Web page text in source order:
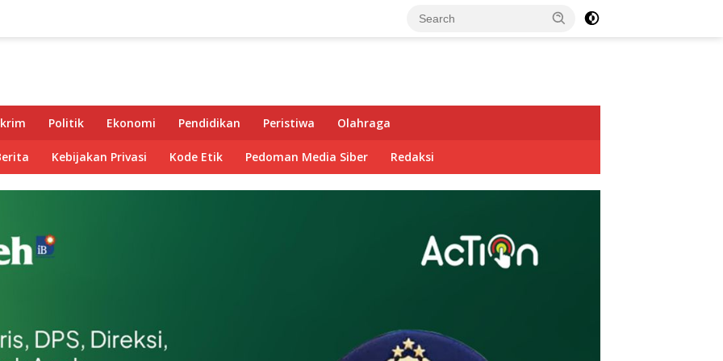
Politik Ekonomi Pendidikan Peristiwa Olahraga
Kebijakan Privasi Kode Etik Pedoman Media Siber Redaksi